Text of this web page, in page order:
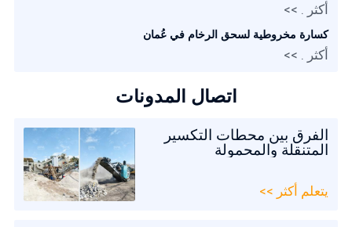
أكثر . >>
كسارة مخروطية لسحق الرخام في عُمان
أكثر . >>
اتصال المدونات
الفرق بين محطات التكسير
المتنقلة والمحمولة
يتعلم أكثر >>